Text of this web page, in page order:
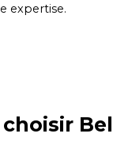
expertise.